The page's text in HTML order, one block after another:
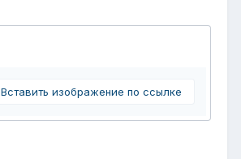
Вставить изображение по ссылке